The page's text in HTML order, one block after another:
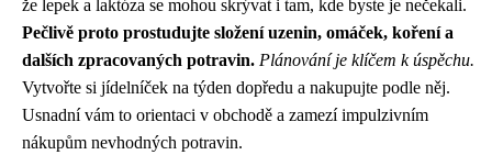
že lepek a laktóza se mohou skrývat i tam, kde byste je nečekali.
Pečlivě proto prostudujte složení uzenin, omáček, koření a
dalších zpracovaných potravin. Plánování je klíčem k úspěchu.
Vytvořte si jídelníček na týden dopředu a nakupujte podle něj.
Usnadní vám to orientaci v obchodě a zamezí impulzivním
nákupům nevhodných potravin.